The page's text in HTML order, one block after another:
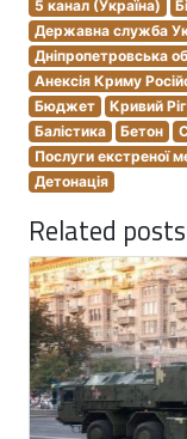
5 канал (Україна)
Державна служба
Дніпропетровська
Анексія Криму
Бюджет
Кривий Ріг
Балістика
Бетон
Послуги екстреної
Детонація
Related posts